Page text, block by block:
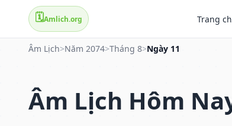
🗓️Amlich.org Trang
Âm Lịch>Năm 2074>Tháng 8>Ngày 11
Âm Lịch Hôm